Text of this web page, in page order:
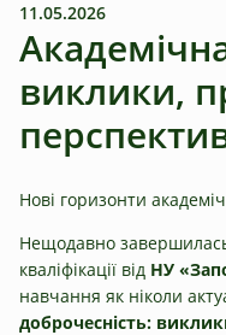
11.05.2026
виклики,
Нові горизонти
Нещодавно
кваліфікації від НУ
навчання як ніколи
доброчесність: